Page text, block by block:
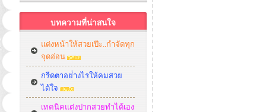
บทความที่น่าสนใจ
แต่งหน้าให้สวยเป๊ะ..กำจัดทุก
จุดอ่อน
กรีดตาอย่่างไรให้คมสวย
ได้ใจ
เทคนิคแต่งปากสวยทำได้เอง